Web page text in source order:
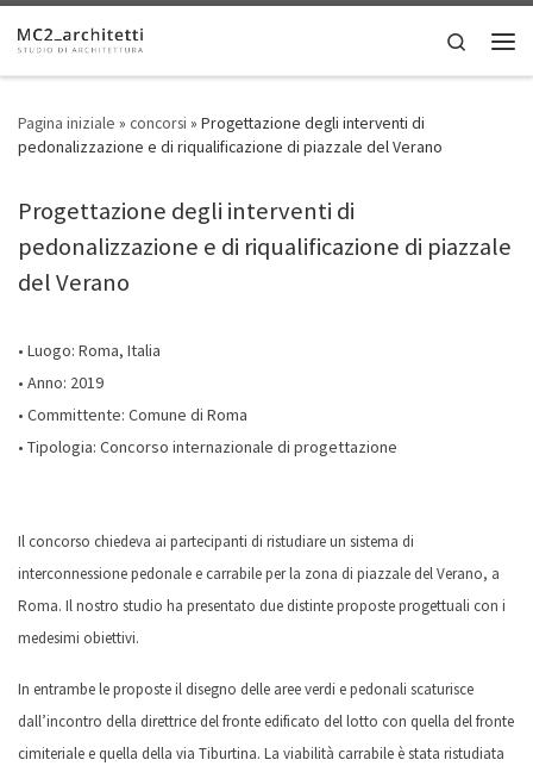
Skip to content
Search
Pagina iniziale » concorsi » Progettazione degli interventi di
pedonalizzazione e di riqualificazione di piazzale del Verano
Progettazione degli interventi di
pedonalizzazione e di riqualificazione di piazzale
del Verano
• Luogo: Roma, Italia
• Anno: 2019
• Committente: Comune di Roma
• Tipologia: Concorso internazionale di progettazione
Il concorso chiedeva ai partecipanti di ristudiare un sistema di
interconnessione pedonale e carrabile per la zona di piazzale del Verano, a
Roma. Il nostro studio ha presentato due distinte proposte progettuali con i
medesimi obiettivi.
In entrambe le proposte il disegno delle aree verdi e pedonali scaturisce
dall’incontro della direttrice del fronte edificato del lotto con quella del fronte
cimiteriale e quella della via Tiburtina. La viabilità carrabile è stata ristudiata